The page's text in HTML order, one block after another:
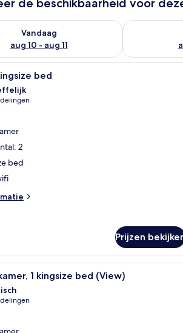
Vandaag
aug 10 - aug 11
controleren voor vanavond aug
De
Een moderne hotelkamer
bed
2
bed
Prijzen
Een moderne hotelkamer
1 kingsize bed (View)